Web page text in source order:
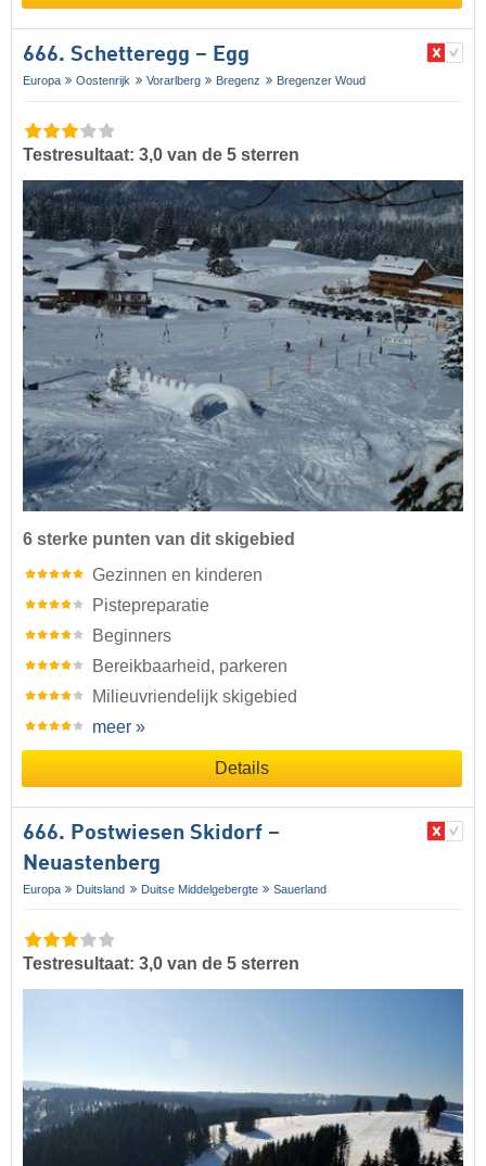
666. Schetteregg – Egg
Europa Oostenrijk Vorarlberg Bregenz Bregenzer Woud
Testresultaat: 3,0 van de 5 sterren
6 sterke punten van dit skigebied
Gezinnen en kinderen
Pistepreparatie
Beginners
Bereikbaarheid, parkeren
Milieuvriendelijk skigebied
meer »
Details
666. Postwiesen Skidorf –
Neuastenberg
Europa Duitsland Duitse Middelgebergte Sauerland
Testresultaat: 3,0 van de 5 sterren